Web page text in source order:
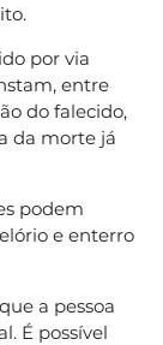
por via
entre
do falecido,
da morte já
podem
e enterro
a pessoa
É possível